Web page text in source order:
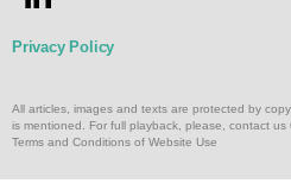
Privacy Policy
All articles, images and texts are protected by
is mentioned. For full playback, please, contact
Terms and Conditions of Website Use